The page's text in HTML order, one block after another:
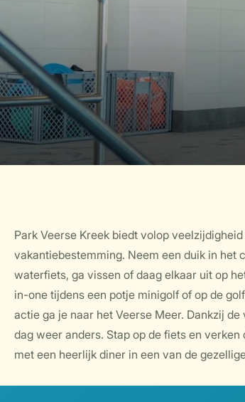
Park Veerse Kreek biedt volop
vakantiebestemming. Neem een duik in het
waterfiets, ga vissen of daag elkaar uit op
in-one tijdens een potje minigolf of op de
actie ga je naar het Veerse Meer. Dankzij
dag weer anders. Stap op de fiets en
met een heerlijk diner in een van de